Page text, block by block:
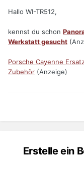
Hallo WI-TR512,
kennst du schon
Werkstatt gesucht
Porsche Cayenne
Zubehör (Anzeige)
Erstelle ein